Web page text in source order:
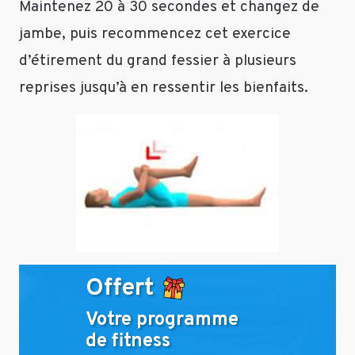
Maintenez 20 à 30 secondes et changez de
jambe, puis recommencez cet exercice
d’étirement du grand fessier à plusieurs
reprises jusqu’à en ressentir les bienfaits.
Offert
Votre programme
de fitness